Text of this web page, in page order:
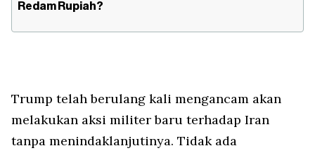
Redam Rupiah?
Trump telah berulang kali mengancam akan
melakukan aksi militer baru terhadap Iran
tanpa menindaklanjutinya. Tidak ada